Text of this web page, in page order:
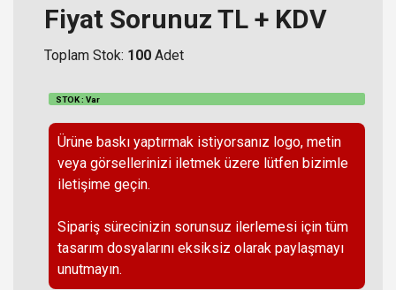
Fiyat Sorunuz TL + KDV
Toplam Stok: 100 Adet
STOK : Var
Ürüne baskı yaptırmak istiyorsanız logo, metin
veya görsellerinizi iletmek üzere lütfen bizimle
iletişime geçin.
Sipariş sürecinizin sorunsuz ilerlemesi için tüm
tasarım dosyalarını eksiksiz olarak paylaşmayı
unutmayın.